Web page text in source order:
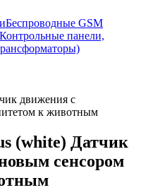
Беспроводные GSM
Контрольные панели,
движения с
к животным
(white) Датчик
сенсором